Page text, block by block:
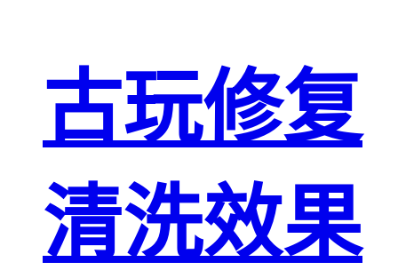
古玩修复
清洗效果